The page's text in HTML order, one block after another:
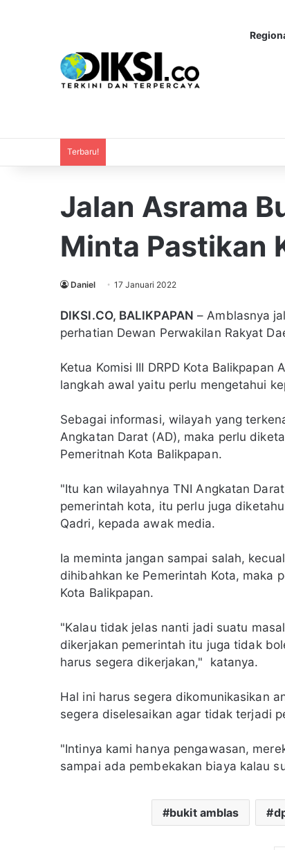
Terbaru!
Jalan Asrama
Minta Pastikan
Daniel 17 Januari 2022
DIKSI.CO, BALIKPAPAN – Amblasnya
perhatian Dewan Perwakilan Rakyat
Ketua Komisi III DRPD Kota
langkah awal yaitu perlu mengetahui
Sebagai informasi, wilayah yang
Angkatan Darat (AD), maka perlu
Pemeritnah Kota Balikpapan.
"Itu kan wilayahnya TNI Angkatan
pemerintah kota, itu perlu juga
Qadri, kepada awak media.
Ia meminta jangan sampai salah,
dihibahkan ke Pemerintah Kota, maka
Kota Balikpapan.
"Kalau tidak jelas nanti jadi suatu
dikerjakan pemerintah itu juga tidak
harus segera dikerjakan," katanya.
Hal ini harus segera dikomunikasikan
segera diselesaikan agar tidak terjadi
"Intinya kami hanya pengawasan,
sampai ada pembekakan biaya kalau
bukit amblas